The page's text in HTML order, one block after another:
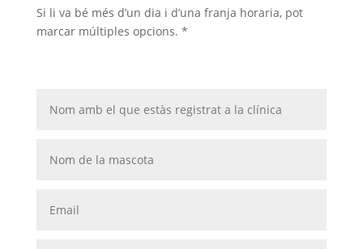
Si li va bé més d’un dia i d’una franja horaria, pot
marcar múltiples opcions. *